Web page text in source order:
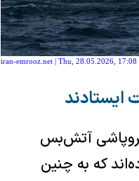
iran-emrooz.net | Thu, 28.05.2026, 17:08
فروپاشی آتش‌بس
که به چنین